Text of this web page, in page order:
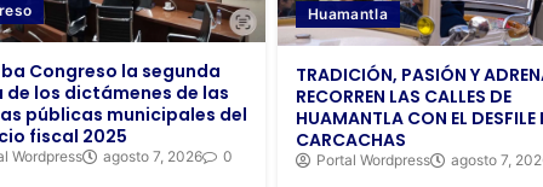
Congreso la segunda
los dictámenes de las
públicas municipales del
fiscal 2025
Wordpress agosto 7, 2026 0
Huamantla
TRADICIÓN, PASIÓN Y
RECORREN LAS CALLES DE
HUAMANTLA CON EL DESFILE
CARCACHAS
Portal Wordpress agosto 7,